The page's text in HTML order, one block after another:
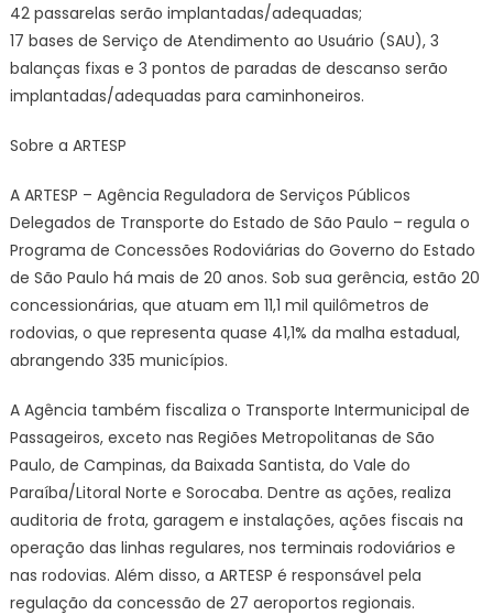
42 passarelas serão implantadas/adequadas;
17 bases de Serviço de Atendimento ao Usuário (SAU), 3
balanças fixas e 3 pontos de paradas de descanso serão
implantadas/adequadas para caminhoneiros.
Sobre a ARTESP
A ARTESP – Agência Reguladora de Serviços Públicos
Delegados de Transporte do Estado de São Paulo – regula o
Programa de Concessões Rodoviárias do Governo do Estado
de São Paulo há mais de 20 anos. Sob sua gerência, estão 20
concessionárias, que atuam em 11,1 mil quilômetros de
rodovias, o que representa quase 41,1% da malha estadual,
abrangendo 335 municípios.
A Agência também fiscaliza o Transporte Intermunicipal de
Passageiros, exceto nas Regiões Metropolitanas de São
Paulo, de Campinas, da Baixada Santista, do Vale do
Paraíba/Litoral Norte e Sorocaba. Dentre as ações, realiza
auditoria de frota, garagem e instalações, ações fiscais na
operação das linhas regulares, nos terminais rodoviários e
nas rodovias. Além disso, a ARTESP é responsável pela
regulação da concessão de 27 aeroportos regionais.